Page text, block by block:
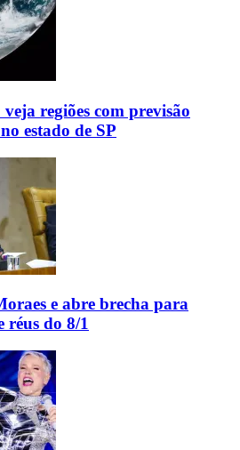
regiões com previsão
estado de SP
e abre brecha para
réus do 8/1